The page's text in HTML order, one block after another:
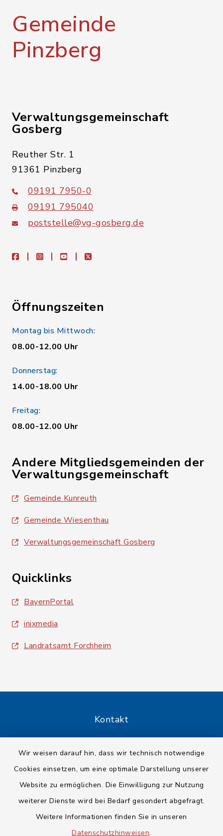
Wir weisen darauf hin, dass wir technisch notwendige
Cookies einsetzen, um eine optimale Darstellung unserer
Website zu ermöglichen. Die Einwilligung zur Nutzung
weiterer Dienste wird bei Bedarf gesondert abgefragt.
Weitere Informationen finden Sie in unseren
Datenschutzhinweisen.
Gemeinde
Pinzberg
Verwaltungsgemeinschaft
Gosberg
Reuther Str. 1
91361 Pinzberg
09191 7950-0
09191 795040
poststelle@vg-gosberg.de
facebookinstagramyoutubeX
Öffnungszeiten
Montag bis Mittwoch:
08.00-12.00 Uhr
Donnerstag:
14.00-18.00 Uhr
Freitag:
08.00-12.00 Uhr
Andere Mitgliedsgemeinden der
Verwaltungsgemeinschaft
Gemeinde Kunreuth
Gemeinde Wiesenthau
Verwaltungsgemeinschaft Gosberg
Quicklinks
BayernPortal
inixmedia
Landratsamt Forchheim
Kontakt
Datenschutz
Impressum
Sitemap